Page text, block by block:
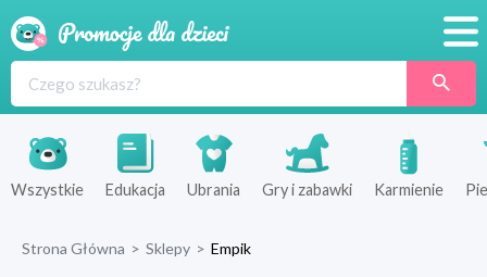
Produkty
Sklepy
Wszystkie Edukacja Ubrania Gry i zabawki Karmienie
Strona Główna > Sklepy > Empik